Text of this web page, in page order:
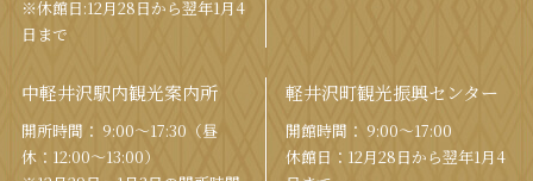
※休館日:12月28日から翌年1月4
日まで
中軽井沢駅内観光案内所
開所時間： 9:00〜17:30（昼
休：12:00〜13:00）
軽井沢町観光振興センター
開館時間： 9:00〜17:00
休館⽇：12⽉28⽇から翌年1⽉4